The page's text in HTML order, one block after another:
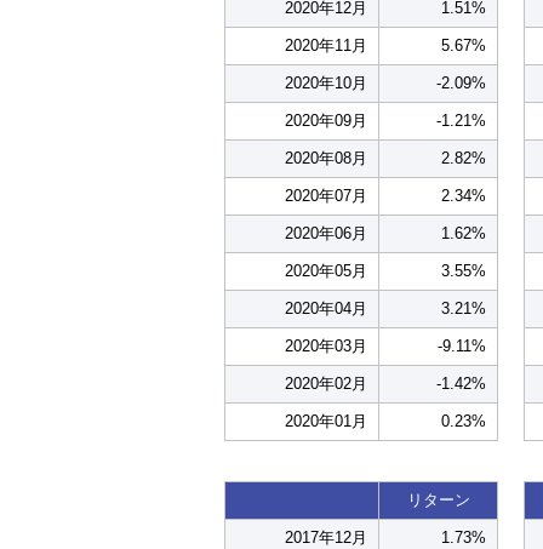
2020年12月 1.51%
2020年11月 5.67%
2020年10月 -2.09%
2020年09月 -1.21%
2020年08月 2.82%
2020年07月 2.34%
2020年06月 1.62%
2020年05月 3.55%
2020年04月 3.21%
2020年03月 -9.11%
2020年02月 -1.42%
2020年01月 0.23%
リターン
2017年12月 1.73%